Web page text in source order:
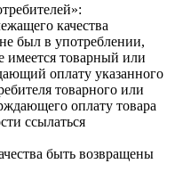
качества
был в употреблении,
имеется товарный или
оплату указанного
товарного или
оплату товара
ссылаться
быть возвращены